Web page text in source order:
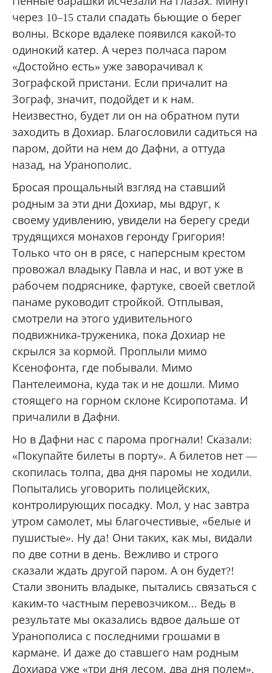
душой к отцу Александру, ходит у него по
плечам. Я общаюсь с толстым серо-белым.
Вышел один из монахов, принес ведерко еды
для котов, к нему устремилось со всех сторон
многочисленное кошачье племя. А я
обернулся на море и...
Пенные барашки исчезали на глазах. Минут
через 10–15 стали спадать бьющие о берег
волны. Вскоре вдалеке появился какой-то
одинокий катер. А через полчаса паром
Зографской пристани. Если причалит на
Зограф, значит, подойдет и к нам.
Неизвестно, будет ли он на обратном пути
заходить в Дохиар. Благословили садиться на
паром, дойти на нем до Дафни, а оттуда
назад, на Уранополис.
Бросая прощальный взгляд на ставший
родным за эти дни Дохиар, мы вдруг, к
своему удивлению, увидели на берегу среди
трудящихся монахов геронду Григория!
Только что он в рясе, с наперсным крестом
провожал владыку Павла и нас, и вот уже в
рабочем подряснике, фартуке, своей светлой
панаме руководит стройкой. Отплывая,
подвижника-труженика, пока Дохиар не
скрылся за кормой. Проплыли мимо
Ксенофонта, где побывали. Мимо
Пантелеимона, куда так и не дошли. Мимо
стоящего на горном склоне Ксиропотама. И
причалили в Дафни.
Но в Дафни нас с парома прогнали! Сказали:
«Покупайте билеты в порту». А билетов нет —
скопилась толпа, два дня паромы не ходили.
Попытались уговорить полицейских,
контролирующих посадку. Мол, у нас завтра
утром самолет, мы благочестивые, «белые и
пушистые». Ну да! Они таких, как мы, видали
по две сотни в день. Вежливо и строго